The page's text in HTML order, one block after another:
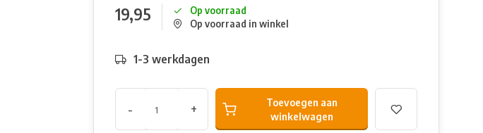
19,95
Op voorraad
Op voorraad in winkel
1-3 werkdagen
- +
Toevoegen aan
winkelwagen